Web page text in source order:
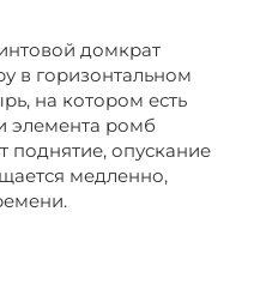
домкрат
в горизонтальном
на котором есть
элемента ромб
поднятие, опускание
медленно,